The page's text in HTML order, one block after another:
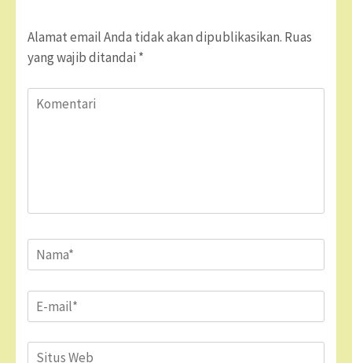
Alamat email Anda tidak akan dipublikasikan. Ruas
yang wajib ditandai *
Komentari
Name*
Email*
Situs